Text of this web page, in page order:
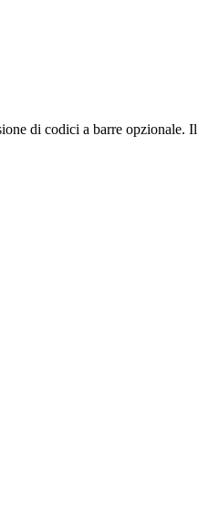
di codici a barre opzionale. Il